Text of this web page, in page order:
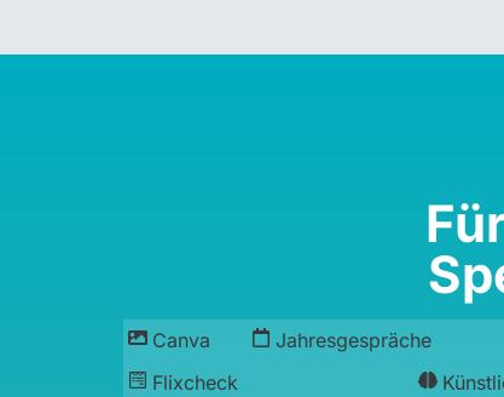
Canva Jahresgespräche
Flixcheck